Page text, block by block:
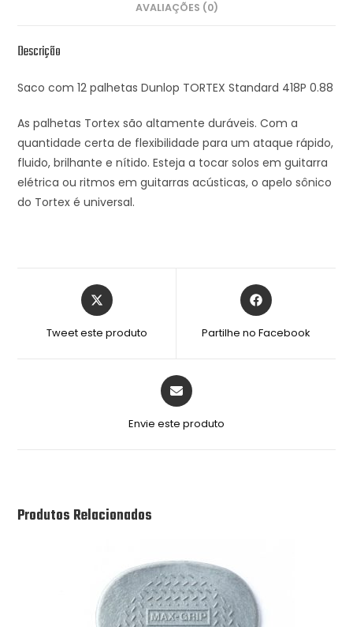
AVALIAÇÕES (0)
Descrição
Saco com 12 palhetas Dunlop TORTEX Standard 418P 0.88
As palhetas Tortex são altamente duráveis. Com a
quantidade certa de flexibilidade para um ataque rápido,
fluido, brilhante e nítido. Esteja a tocar solos em guitarra
elétrica ou ritmos em guitarras acústicas, o apelo sônico
do Tortex é universal.
Tweet este produto Partilhe no Facebook
Envie este produto
Produtos Relacionados